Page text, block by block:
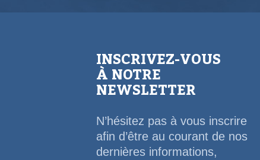
INSCRIVEZ-VOUS
À NOTRE
NEWSLETTER
N’hésitez pas à vous inscrire
afin d’être au courant de nos
dernières informations,